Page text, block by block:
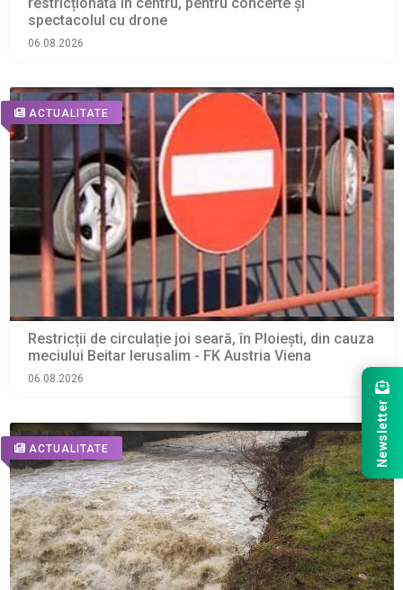
restricționată în centru, pentru concerte și
spectacolul cu drone
06.08.2026
ACTUALITATE
Restricții de circulație joi seară, în Ploiești, din cauza
meciului Beitar Ierusalim - FK Austria Viena
06.08.2026
ACTUALITATE Newsletter